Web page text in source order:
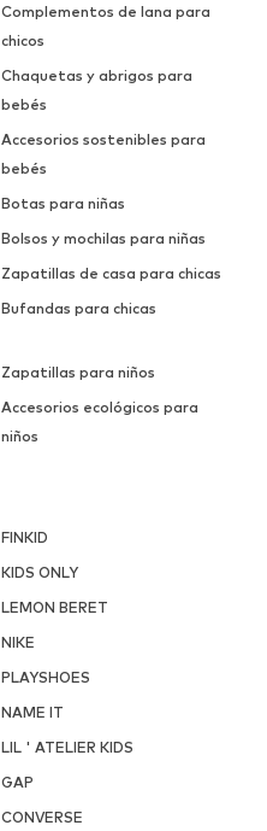
Complementos de lana para
chicos
Chaquetas y abrigos para
bebés
Accesorios sostenibles para
bebés
Botas para niñas
Bolsos y mochilas para niñas
Zapatillas de casa para chicas
Bufandas para chicas
Zapatillas para niños
Accesorios ecológicos para
niños
FINKID
KIDS ONLY
LEMON BERET
NIKE
PLAYSHOES
NAME IT
LIL ' ATELIER KIDS
GAP
CONVERSE